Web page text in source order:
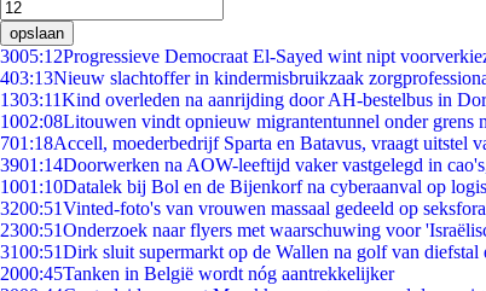
opslaan
3005:12Progressieve Democraat El-Sayed wint nipt
403:13Nieuw slachtoffer in kindermisbruikzaak
1303:11Kind overleden na aanrijding door AH-bestelbus in
1002:08Litouwen vindt opnieuw migrantentunnel onder grens
701:18Accell, moederbedrijf Sparta en Batavus, vraagt uitstel
3901:14Doorwerken na AOW-leeftijd vaker vastgelegd in
1001:10Datalek bij Bol en de Bijenkorf na cyberaanval op
3200:51Vinted-foto's van vrouwen massaal gedeeld op seksfora
2300:51Onderzoek naar flyers met waarschuwing voor
3100:51Dirk sluit supermarkt op de Wallen na golf van diefstal
2000:45Tanken in België wordt nóg aantrekkelijker